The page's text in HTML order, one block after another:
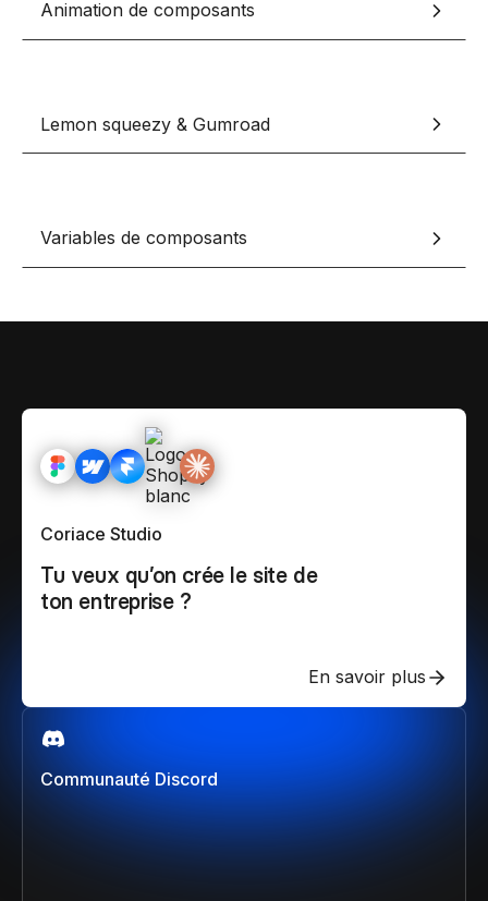
Nos meilleurs
Les métiers du
L'équipe
Devenir affilié(e)
Animation de composants
Lemon squeezy & Gumroad
Variables de composants
Communauté Discord
Coriace Studio
Tu veux qu’on crée le site de
ton entreprise ?
En savoir plus